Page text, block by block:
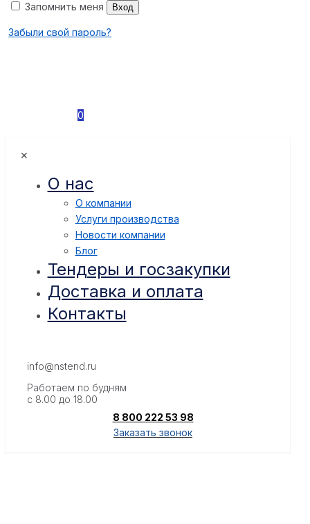
Запомнить меня Вход
Забыли свой пароль?
0
✕
О нас
О компании
Услуги производства
Новости компании
Блог
Тендеры и госзакупки
Доставка и оплата
Контакты
info@nstend.ru
Работаем по будням
с 8.00 до 18.00
8 800 222 53 98
Заказать звонок